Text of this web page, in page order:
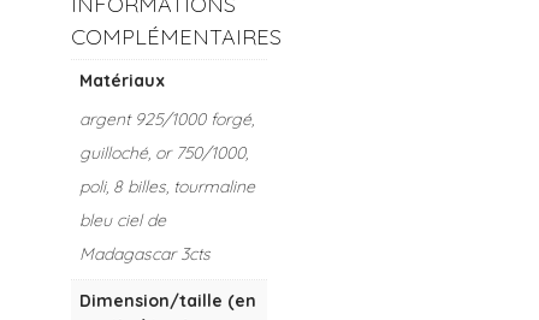
COMPLÉMENTAIRES
Matériaux
argent 925/1000 forgé,
guilloché, or 750/1000,
poli, 8 billes, tourmaline
bleu ciel de
Madagascar 3cts
Dimension/taille (en